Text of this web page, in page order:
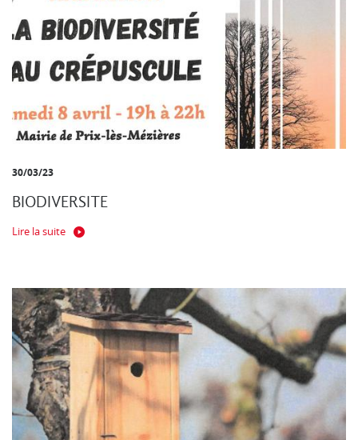
30/03/23
BIODIVERSITE
Lire la suite